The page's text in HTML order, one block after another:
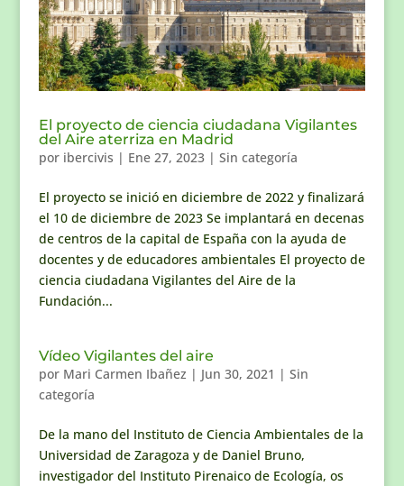
El proyecto de ciencia ciudadana Vigilantes
del Aire aterriza en Madrid
por ibercivis | Ene 27, 2023| Sin categoría
El proyecto se inició en diciembre de 2022 y finalizará
el 10 de diciembre de 2023 Se implantará en decenas
de centros de la capital de España con la ayuda de
docentes y de educadores ambientales El proyecto de
ciencia ciudadana Vigilantes del Aire de la
Fundación...
Vídeo Vigilantes del aire
por Mari Carmen Ibañez | Jun 30, 2021 | Sin
categoría
De la mano del Instituto de Ciencia Ambientales de la
Universidad de Zaragoza y de Daniel Bruno,
investigador del Instituto Pirenaico de Ecología, os